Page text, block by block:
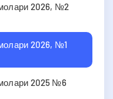
2026, №2
2026, №1
2025 №6